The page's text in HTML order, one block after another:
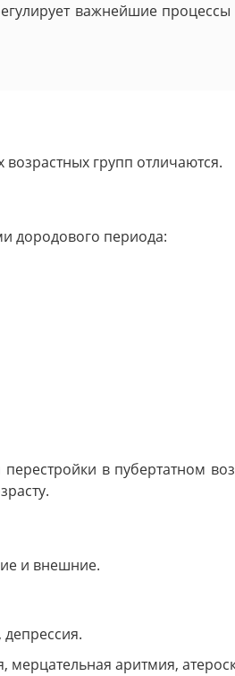
важнейшие
групп отличаются.
дородового периода:
в пубертатном
и внешние.
, депрессия.
аритмия,